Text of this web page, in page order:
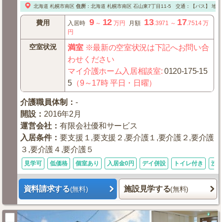
北海道 札幌市南区 住所： 北海道 札幌市南区石山東7丁目11-5 交通：【バス】 地
費用 入居時 9～ 12 万円 月額 13 .3971 ～ 17.7514万
円
空室状況 満室※最新の空室状況は下記へお問い合
わせください
マイ介護ホーム入居相談室:0120-175-15
5 （9～17時 平日・日曜）
介護職員体制 ：-
開設 ： 2016年2月
運営会社 ：有限会社優和サービス
入居条件：要支援１,要支援２,要介護１,要介護２,要介護
３,要介護４,要介護５
見学可 低価格 個室あり 入居金0円 デイ併設 トイレ付き 洗
資料請求する(無料) 施設見学する(無料)